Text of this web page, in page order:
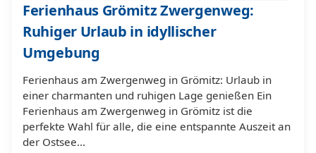
Ferienhaus Grömitz Zwergenweg:
Ruhiger Urlaub in idyllischer
Umgebung
Ferienhaus am Zwergenweg in Grömitz: Urlaub in
einer charmanten und ruhigen Lage genießen Ein
Ferienhaus am Zwergenweg in Grömitz ist die
perfekte Wahl für alle, die eine entspannte Auszeit an
der Ostsee…